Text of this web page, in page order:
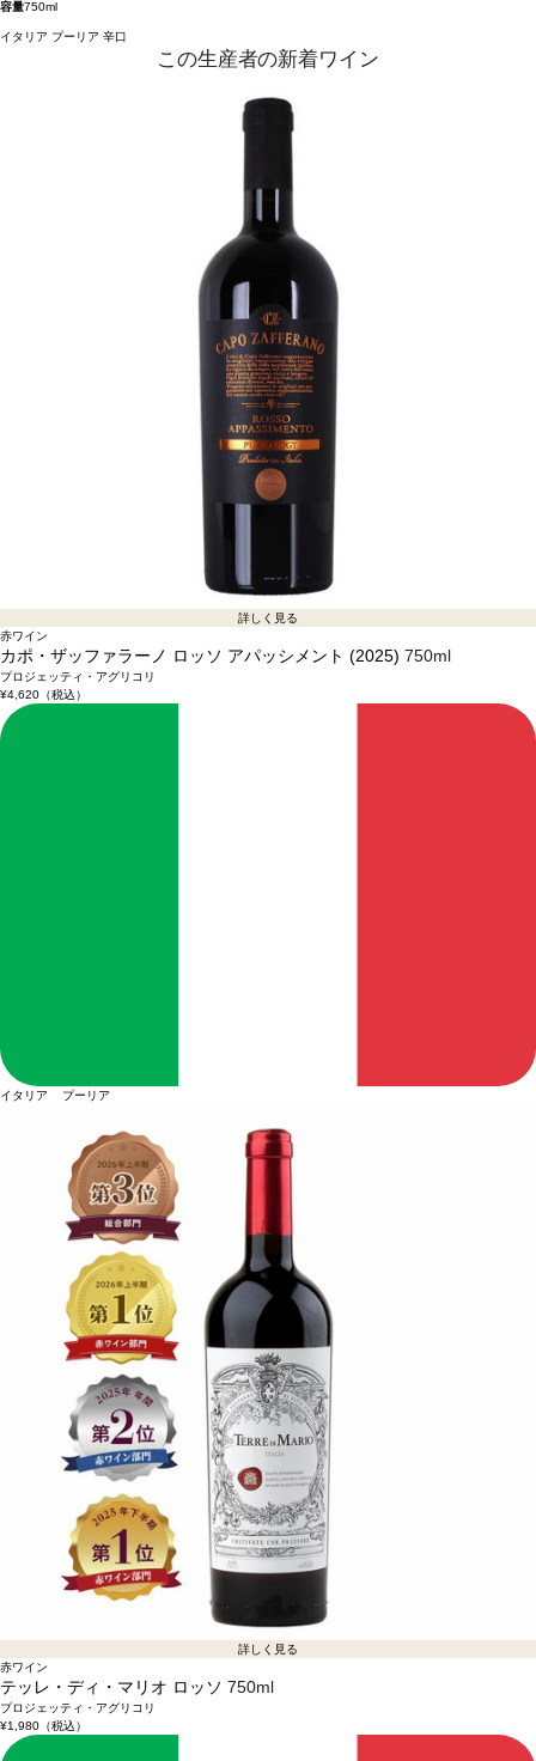
容量750ml
イタリア プーリア 辛口
この生産者の新着ワイン
詳しく見る
赤ワイン
カポ・ザッファラーノ ロッソ アパッシメント (2025) 750ml
プロジェッティ・アグリコリ
¥4,620（税込）
イタリア プーリア
詳しく見る
赤ワイン
テッレ・ディ・マリオ ロッソ 750ml
プロジェッティ・アグリコリ
¥1,980（税込）